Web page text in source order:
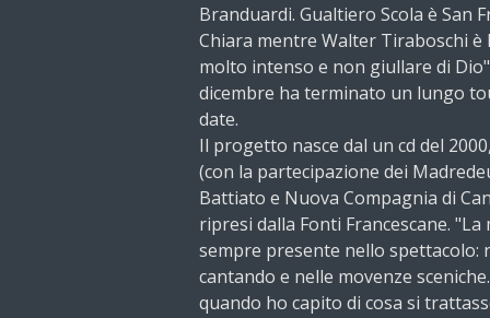
Branduardi. Gualtiero Scola è San
Chiara mentre Walter Tiraboschi è
molto intenso e non giullare di
dicembre ha terminato un lungo
date.
Il progetto nasce dal un cd del
(con la partecipazione dei
Battiato e Nuova Compagnia di
ripresi dalla Fonti Francescane.
sempre presente nello spettacolo:
cantando e nelle movenze
quando ho capito di cosa si